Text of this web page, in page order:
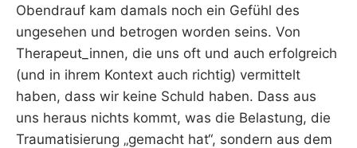
Obendrauf kam damals noch ein Gefühl des
ungesehen und betrogen worden seins. Von
Therapeut_innen, die uns oft und auch erfolgreich
(und in ihrem Kontext auch richtig) vermittelt
haben, dass wir keine Schuld haben. Dass aus
uns heraus nichts kommt, was die Belastung, die
Traumatisierung „gemacht hat“, sondern aus dem